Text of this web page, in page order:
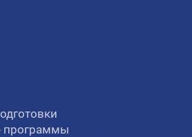
программы